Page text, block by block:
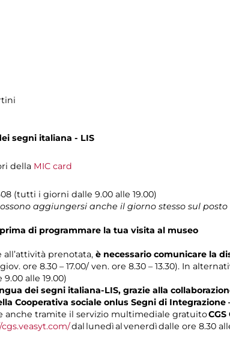
segni italiana - LIS
della MIC card
(tutti i giorni dalle 9.00 alle 19.00)
aggiungersi anche il giorno stesso sul posto
prima di programmare la tua visita al museo
prenotata, è necessario comunicare la
ore 8.30 – 17.00/ ven. ore 8.30 – 13.30). In
alle 19.00)
dei segni italiana-LIS, grazie alla
Cooperativa sociale onlus Segni di Integrazione
anche tramite il servizio multimediale gratuito
dal lunedì al venerdì dalle ore 8.30